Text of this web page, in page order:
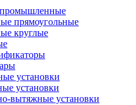
прямоугольные
круглые
установки
установки
вытяжные установки